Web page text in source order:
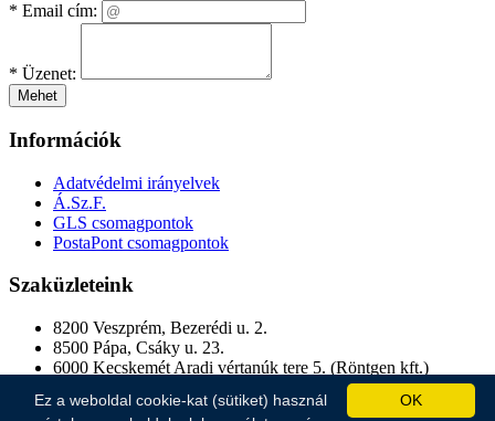
* Email cím:
* Üzenet:
Mehet
Információk
Adatvédelmi irányelvek
Á.Sz.F.
GLS csomagpontok
PostaPont csomagpontok
Szaküzleteink
8200 Veszprém, Bezerédi u. 2.
8500 Pápa, Csáky u. 23.
6000 Kecskemét Aradi vértanúk tere 5. (Röntgen kft.)
OK
Ez a weboldal cookie-kat (sütiket) használ